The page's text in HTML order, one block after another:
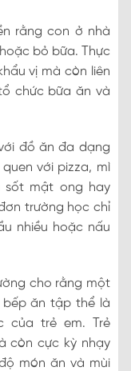
rằng con ở nhà
bỏ bữa. Thực
vị mà còn liên
chức bữa ăn và
đồ ăn đa dạng
với pizza, mì
sốt mật ong hay
trường học chỉ
nhiều hoặc nấu
cho rằng một
bếp ăn tập thể là
của trẻ em. Trẻ
còn cực kỳ nhạy
món ăn và mùi